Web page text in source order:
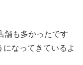
舗も多かったです
なってきているよ